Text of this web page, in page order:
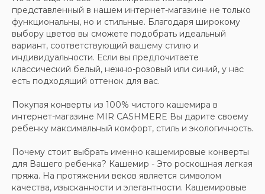
представленный в нашем интернет-магазине не только
функциональны, но и стильные. Благодаря широкому
выбору цветов вы сможете подобрать идеальный
вариант, соответствующий вашему стилю и
индивидуальности. Если вы предпочитаете
классический белый, нежно-розовый или синий, у нас
есть подходящий оттенок для вас.
Покупая конверты из 100% чистого кашемира в
интернет-магазине MIR CASHMERE Вы дарите своему
ребенку максимальный комфорт, стиль и экологичность.
Почему стоит выбрать именно кашемировые конверты
для Вашего ребенка? Кашемир - Это роскошная легкая
пряжа. На протяжении веков является символом
качества, изысканности и элегантности. Кашемировые